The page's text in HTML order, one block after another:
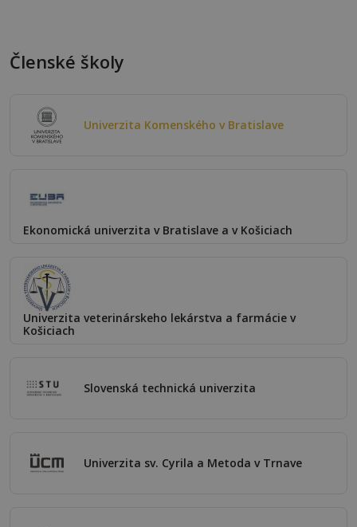
Členské školy
Univerzita Komenského v Bratislave
Ekonomická univerzita v Bratislave a v Košiciach
Univerzita veterinárskeho lekárstva a farmácie v
Košiciach
Slovenská technická univerzita
Univerzita sv. Cyrila a Metoda v Trnave